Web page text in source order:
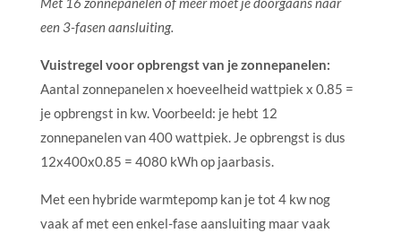
een 3-fasen aansluiting.
Vuistregel voor opbrengst van je zonnepanelen:
Aantal zonnepanelen x hoeveelheid wattpiek x 0.85 =
je opbrengst in kw. Voorbeeld: je hebt 12
zonnepanelen van 400 wattpiek. Je opbrengst is dus
12x400x0.85 = 4080 kWh op jaarbasis.
Met een hybride warmtepomp kan je tot 4 kw nog
vaak af met een enkel-fase aansluiting maar vaak